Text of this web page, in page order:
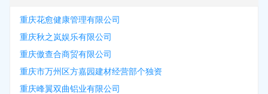
重庆花愈健康管理有限公司
重庆秋之岚娱乐有限公司
重庆傲查合商贸有限公司
重庆市万州区方嘉园建材经营部个独资
重庆峰翼双曲铝业有限公司